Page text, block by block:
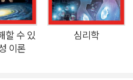
를 소개한다. Part 1, 2에서는
, 88개의 모든 별자리와 계절
별자리와 거기에 얽힌 신화들을
할 수 있
이론
심리학